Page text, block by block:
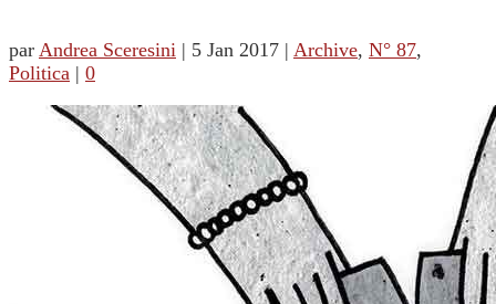
par Andrea Sceresini | 5 Jan 2017 | Archive, N° 87,
Politica | 0